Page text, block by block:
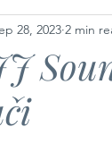
28, 2023 2 min